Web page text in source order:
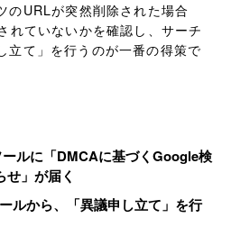
のURLが突然削除された場合
れていないかを確認し、サーチ
立て」を行うのが一番の得策で
ルに「DMCAに基づくGoogle検
せ」が届く
ルから、「異議申し立て」を行